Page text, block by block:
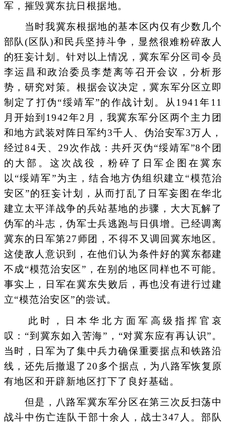
军，摧毁冀东抗日根据地。
当时我冀东根据地的基本区内仅有少数几个
部队(区队)和民兵坚持斗争，显然很难粉碎敌人
的狂妄计划。针对以上情况，冀东军分区司令员
李运昌和政治委员李楚离等召开会议，分析形
势，研究对策。根据会议决定，冀东军分区立即
制定了打伪“绥靖军”的作战计划。从1941年11
月开始到1942年2月，我冀东军分区两个主力团
和地方武装对阵日军约3千人、伪治安军3万人，
经过84天、29次作战：共歼灭伪“绥靖军”8个团
的大部。这次战役，粉碎了日军企图在冀东
以“绥靖军”为主，结合地方伪组织建立“模范治
安区”的狂妄计划，从而打乱了日军妄图在华北
建立太平洋战争的兵站基地的步骤，大大瓦解了
伪军的斗志，伪军士兵逃跑与日俱增。已经调离
冀东的日军第27师团，不得不又调回冀东地区。
这使敌人意识到，在他们认为条件好的冀东都建
不成“模范治安区”，在别的地区同样也不可能。
事实上，日军在冀东失败后，再也没有进行过建
立“模范治安区”的尝试。
此时，日本华北方面军高级指挥官哀
叹：“到冀东如入苦海”，“对冀东应有再认识”。
当时，日军为了集中兵力确保重要据点和铁路沿
线，还先后撤退了20多个据点，为八路军恢复原
有地区和开辟新地区打下了良好基础。
但是，八路军冀东军分区在第三次反扫荡中
战斗中伤亡连队干部十余人，战士347人。部队